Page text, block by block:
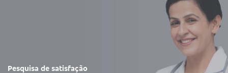
Pesquisa de satisfação